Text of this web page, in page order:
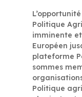
Politique
imminente
Européen
plateforme
sommes
Politique